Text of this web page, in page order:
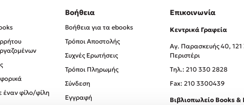
φίλο/φίλη
Βοήθεια
Βοήθεια για τα ebooks
Τρόποι Αποστολής
Συχνές Ερωτήσεις
Τρόποι Πληρωμής
Σύνδεση
Εγγραφή
Επικοινωνία
Κεντρικά Γραφεία
Αγ. Παρασκευής 40, 121
Περιστέρι
Tηλ.: 210 330 2828
Fax: 210 3300439
Βιβλιοπωλείο Books &